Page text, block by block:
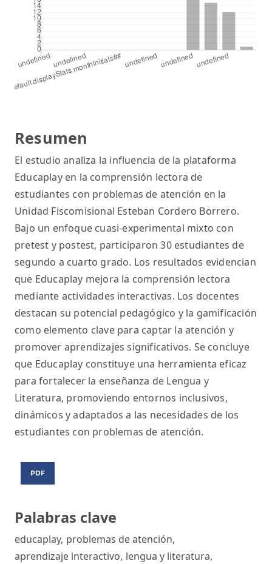
Palabras clave
educaplay, problemas de atención,
aprendizaje interactivo, lengua y literatura,
Resumen
El estudio analiza la influencia de la plataforma
Educaplay en la comprensión lectora de
estudiantes con problemas de atención en la
Unidad Fiscomisional Esteban Cordero Borrero.
Bajo un enfoque cuasi-experimental mixto con
pretest y postest, participaron 30 estudiantes de
segundo a cuarto grado. Los resultados evidencian
que Educaplay mejora la comprensión lectora
mediante actividades interactivas. Los docentes
destacan su potencial pedagógico y la gamificación
como elemento clave para captar la atención y
promover aprendizajes significativos. Se concluye
que Educaplay constituye una herramienta eficaz
para fortalecer la enseñanza de Lengua y
Literatura, promoviendo entornos inclusivos,
dinámicos y adaptados a las necesidades de los
estudiantes con problemas de atención.
PDF